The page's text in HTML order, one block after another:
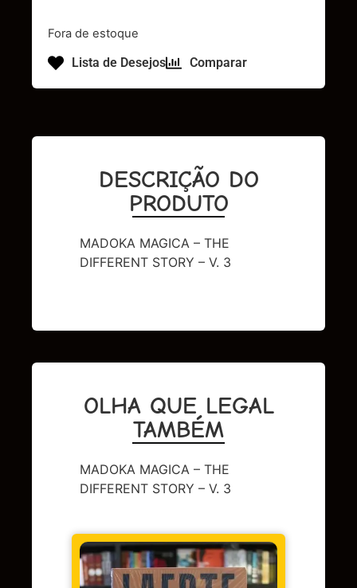
Fora de estoque
Lista de Desejos Comparar
DESCRIÇÃO DO
PRODUTO
MADOKA MAGICA – THE
DIFFERENT STORY – V. 3
OLHA QUE LEGAL
TAMBÉM
MADOKA MAGICA – THE
DIFFERENT STORY – V. 3